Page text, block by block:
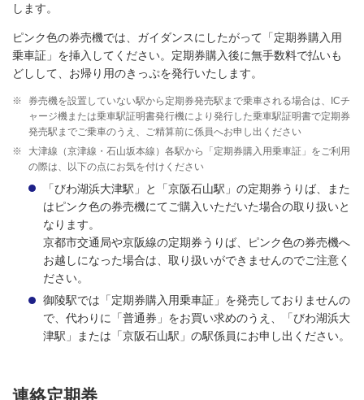
します。
ピンク色の券売機では、ガイダンスにしたがって「定期券購入用
乗車証」を挿入してください。定期券購入後に無手数料で払いも
どしして、お帰り用のきっぷを発行いたします。
※
券売機を設置していない駅から定期券発売駅まで乗車される場合は、ICチ
ャージ機または乗車駅証明書発行機により発行した乗車駅証明書で定期券
発売駅までご乗車のうえ、ご精算前に係員へお申し出ください
※
大津線（京津線・石山坂本線）各駅から「定期券購入用乗車証」をご利用
の際は、以下の点にお気を付けください
「びわ湖浜大津駅」と「京阪石山駅」の定期券うりば、また
はピンク色の券売機にてご購入いただいた場合の取り扱いと
なります。
京都市交通局や京阪線の定期券うりば、ピンク色の券売機へ
お越しになった場合は、取り扱いができませんのでご注意く
ださい。
御陵駅では「定期券購入用乗車証」を発売しておりませんの
で、代わりに「普通券」をお買い求めのうえ、「びわ湖浜大
津駅」または「京阪石山駅」の駅係員にお申し出ください。
連絡定期券